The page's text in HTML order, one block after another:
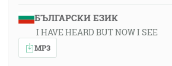
БЪЛГАРСКИ ЕЗИК
I HAVE HEARD BUT NOW I SEE
MP3